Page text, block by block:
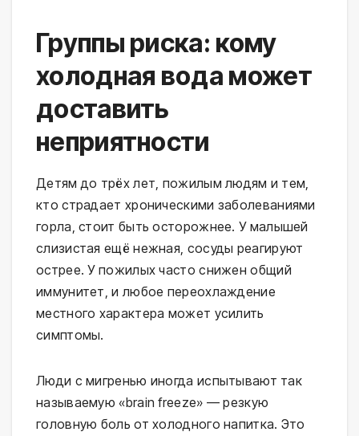
Группы риска: кому
холодная вода может
доставить
неприятности
Детям до трёх лет, пожилым людям и тем,
кто страдает хроническими заболеваниями
горла, стоит быть осторожнее. У малышей
слизистая ещё нежная, сосуды реагируют
острее. У пожилых часто снижен общий
иммунитет, и любое переохлаждение
местного характера может усилить
симптомы.
Люди с мигренью иногда испытывают так
называемую «brain freeze» — резкую
головную боль от холодного напитка. Это